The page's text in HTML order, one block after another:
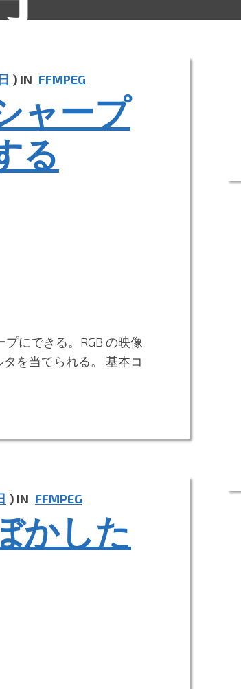
ャープ
る
) IN FFMPEG
にできる。RGB の映像
を当てられる。 基本コ
かした
) IN FFMPEG